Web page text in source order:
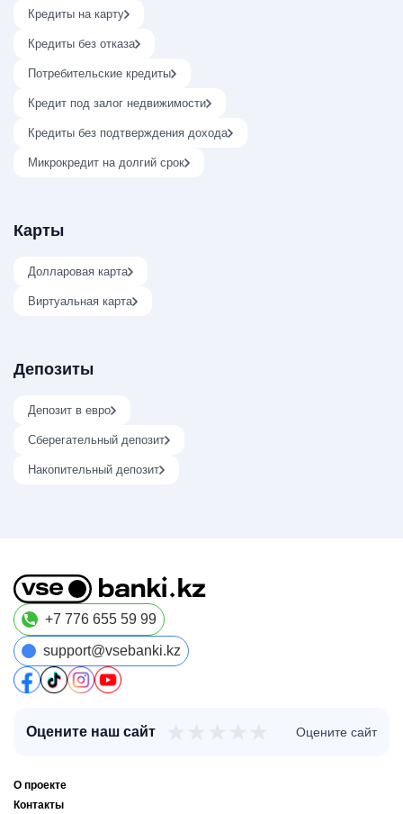
Кредиты на карту
Кредиты без отказа
Потребительские кредиты
Кредит под залог недвижимости
Кредиты без подтверждения дохода
Микрокредит на долгий срок
Карты
Долларовая карта
Виртуальная карта
Депозиты
Депозит в евро
Сберегательный депозит
Накопительный депозит
+7 776 655 59 99
support@vsebanki.kz
Оцените наш сайт Оцените сайт
О проекте
Контакты